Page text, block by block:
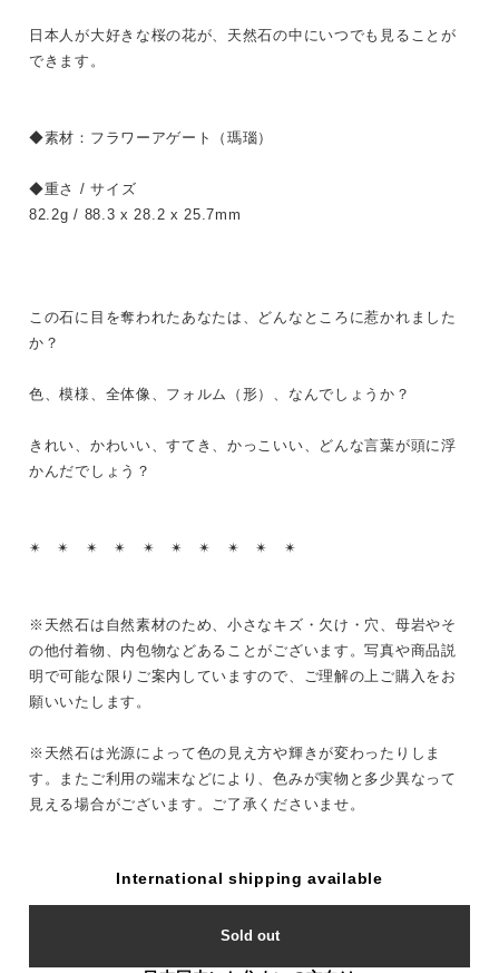
日本人が大好きな桜の花が、天然石の中にいつでも見ることが
できます。
◆素材：フラワーアゲート（瑪瑙）
◆重さ / サイズ
82.2g / 88.3 x 28.2 x 25.7mm
この石に目を奪われたあなたは、どんなところに惹かれました
か？
色、模様、全体像、フォルム（形）、なんでしょうか？
きれい、かわいい、すてき、かっこいい、どんな言葉が頭に浮
かんだでしょう？
✴︎ ✴︎ ✴︎ ✴︎ ✴︎ ✴︎ ✴︎ ✴︎ ✴︎ ✴︎
※天然石は自然素材のため、小さなキズ・欠け・穴、母岩やそ
の他付着物、内包物などあることがございます。写真や商品説
明で可能な限りご案内していますので、ご理解の上ご購入をお
願いいたします。
※天然石は光源によって色の見え方や輝きが変わったりしま
す。またご利用の端末などにより、色みが実物と多少異なって
見える場合がございます。ご了承くださいませ。
International shipping available
Sold out